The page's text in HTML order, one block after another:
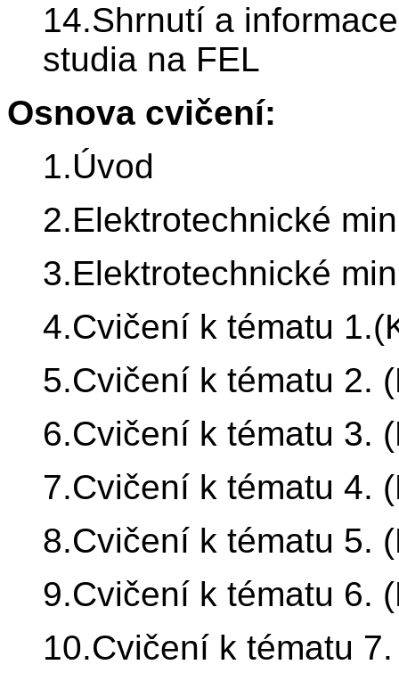
14.Shrnutí a
studia na FEL
Osnova cvičení:
1.Úvod
2.Elektrotechnické
3.Elektrotechnické
4.Cvičení k tématu
5.Cvičení k tématu 2.
6.Cvičení k tématu 3.
7.Cvičení k tématu 4.
8.Cvičení k tématu 5.
9.Cvičení k tématu 6.
10.Cvičení k tématu